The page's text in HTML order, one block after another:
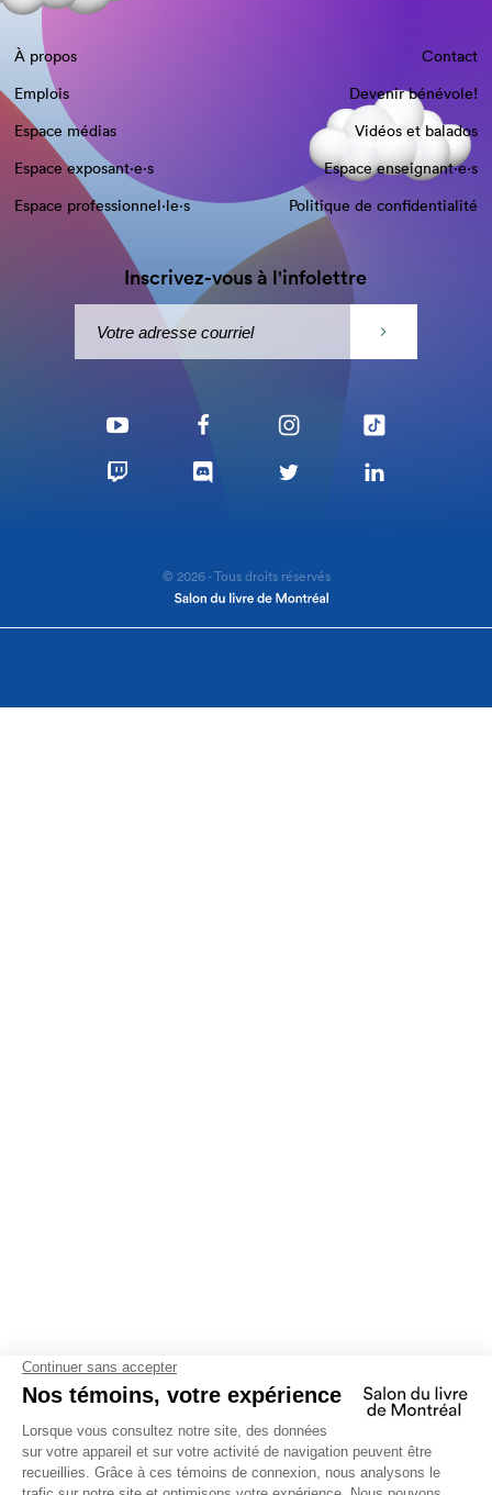
À propos
Contact
Emplois
Devenir bénévole!
Espace médias
Vidéos et balados
Espace exposant·e⋅s
Espace enseignant·e⋅s
Espace professionnel·le⋅s
Politique de confidentialité
Inscrivez-vous à l'infolettre
© 2026 - Tous droits réservés